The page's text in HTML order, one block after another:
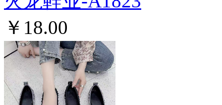
￥18.00